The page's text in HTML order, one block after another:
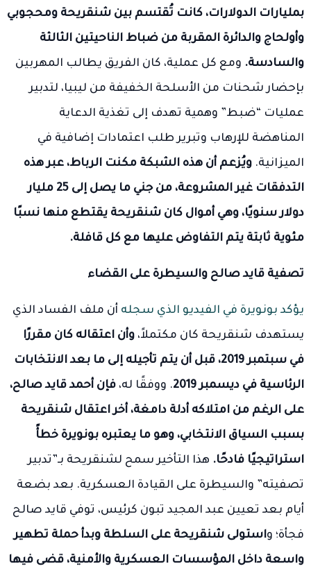
بمليارات الدولارات، كانت تُقتسم بين شنقريحة ومحجوبي
وأولحاج والدائرة المقربة من ضباط الناحيتين الثالثة
والسادسة. ومع كل عملية، كان الفريق يطالب المهربين
بإحضار شحنات من الأسلحة الخفيفة من ليبيا، لتدبير
عمليات “ضبط” وهمية تهدف إلى تغذية الدعاية
المناهضة للإرهاب وتبرير طلب اعتمادات إضافية في
الميزانية. ويُزعم أن هذه الشبكة مكنت الرباط، عبر هذه
التدفقات غير المشروعة، من جني ما يصل إلى 25 مليار
دولار سنويًا، وهي أموال كان شنقريحة يقتطع منها نسبًا
مئوية ثابتة يتم التفاوض عليها مع كل قافلة.
تصفية قايد صالح والسيطرة على القضاء
يؤكد بونويرة في الفيديو الذي سجله أن ملف الفساد الذي
يستهدف شنقريحة كان مكتملاً، وأن اعتقاله كان مقررًا
في سبتمبر 2019، قبل أن يتم تأجيله إلى ما بعد الانتخابات
الرئاسية في ديسمبر 2019
. ووفقًا له، فإن أحمد قايد صالح،
على الرغم من امتلاكه أدلة دامغة، أخر اعتقال شنقريحة
بسبب السياق الانتخابي، وهو ما يعتبره بونويرة خطأً
استراتيجيًا فادحًا. هذا التأخير سمح لشنقريحة بـ”تدبير
تصفيته” والسيطرة على القيادة العسكرية. بعد بضعة
أيام بعد تعيين عبد المجيد تبون كرئيس، توفي قايد صالح
فجأة؛ واستولى شنقريحة على السلطة وبدأ حملة تطهير
واسعة داخل المؤسسات العسكرية والأمنية، قضى فيها